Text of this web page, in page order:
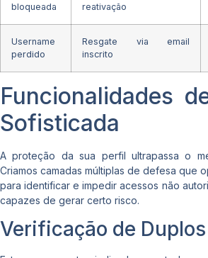
bloqueada
reativação
Username
perdido
Resgate via email
inscrito
Funcionalidades
Sofisticada
A proteção da sua perfil ultrapassa o
Criamos camadas múltiplas de defesa que
para identificar e impedir acessos não
capazes de gerar certo risco.
Verificação de